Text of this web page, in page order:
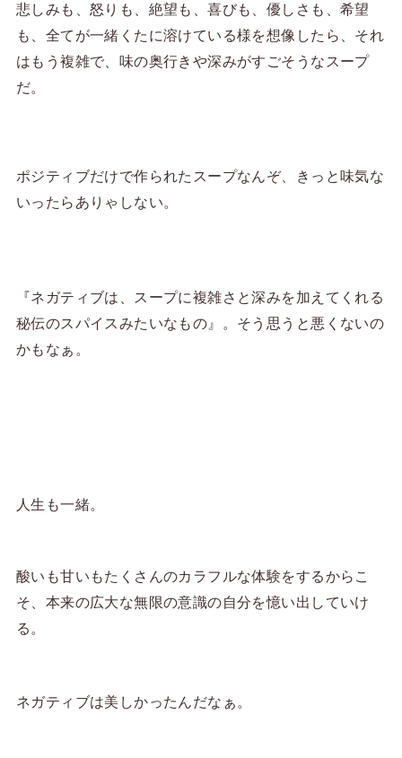
悲しみも、怒りも、絶望も、喜びも、優しさも、希望
も、全てが一緒くたに溶けている様を想像したら、それ
はもう複雑で、味の奥行きや深みがすごそうなスープ
だ。
ポジティブだけで作られたスープなんぞ、きっと味気な
いったらありゃしない。
『ネガティブは、スープに複雑さと深みを加えてくれる
秘伝のスパイスみたいなもの』。そう思うと悪くないの
かもなぁ。
人生も一緒。
酸いも甘いもたくさんのカラフルな体験をするからこ
そ、本来の広大な無限の意識の自分を憶い出していけ
る。
ネガティブは美しかったんだなぁ。